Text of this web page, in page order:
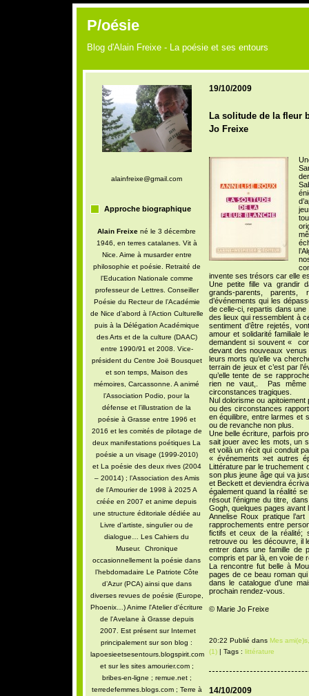
P/oésie
Blog d'Alain Freixe - La poésie et ses entours
alainfreixe@gmail.com
Approche biographique
Alain Freixe né le 3 décembre
1946, en terres catalanes. Vit à
Nice. Aime à musarder entre
philosophie et poésie. Retraité de
l’Education Nationale comme
professeur de Lettres. Conseiller
Poésie du Recteur de l’Académie
de Nice d’abord à l’Action Culturelle
puis à la Délégation Académique
des Arts et de la culture (DAAC)
entre 1990/91 et 2008. Vice-
président du Centre Joë Bousquet
et son temps, Maison des
mémoires, Carcassonne. A animé
l’Association Podio, pour la
défense et l’illustration de la
poésie à Grasse entre 1996 et
2016 et les comités de pilotage de
deux manifestations poétiques La
poésie a un visage (1999-2010)
et La poésie des deux rives (2004
– 20014) ; l’Association des Amis
de l’Amourier de 1998 à 2025 A
créée en 2007 et anime depuis
une structure éditoriale dédiée au
Livre d’artiste, singulier ou de
dialogue… Les Cahiers du
Museur. Chronique
occasionnellement la poésie dans
l’hebdomadaire Le Patriote Côte
d’Azur (PCA) ainsi que dans
diverses revues de poésie (Europe,
Phoenix…) Anime l'Atelier d'écriture
de l'Avelane à Grasse depuis
2007. Est présent sur Internet
principalement sur son blog :
lapoesieetsesentours.blogspirit.com
et sur les sites amourier.com ;
bribes-en-ligne ; remue.net ;
terredefemmes.blogs.com ; Terre à
19/10/2009
La solitude de la fleur
Jo Freixe
invente ses trésors car elle
Une petite fille va grandir
grands-parents,
d’événements qui les
de celle-ci, repartis dans
des lieux qui ressemblent à
sentiment d’être rejetés,
amour et solidarité familiale
demandent si souvent «
devant des nouveaux venus
leurs morts qu’elle va
terrain de jeux et c’est par
qu’elle tente de se
rien ne vaut,. Pas même
circonstances tragiques.
Nul dolorisme ou apitoiement
ou des circonstances
en équilibre, entre larmes et
ou de revanche non plus.
Une belle écriture, parfois
sait jouer avec les mots, un
et voilà un récit qui conduit
« événements »et autres
Littérature par le truchement
son plus jeune âge qui va
et Beckett et deviendra
également quand la réalité
résout l’énigme du titre,
Gogh, quelques pages avant
Annelise Roux pratique
rapprochements entre
fictifs et ceux de la réalité;
retrouve ou les découvre, il
entrer dans une famille de
compris et par là, en voie de
La rencontre fut belle à
pages de ce beau roman
dans le catalogue d’une
prochain rendez-vous.
© Marie Jo Freixe
20:22 Publié dans Mes
(1)| Tags : littérature
14/10/2009